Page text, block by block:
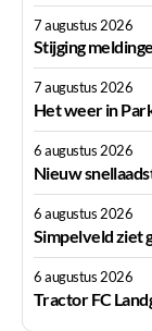
7 augustus 2026
Stijging
7 augustus 2026
Het weer in
6 augustus 2026
Nieuw
6 augustus 2026
Simpelveld ziet
6 augustus 2026
Tractor FC